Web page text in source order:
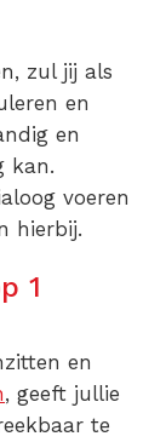
zul jij als
en
en
kan.
voeren
hierbij.
1
en
, geeft jullie
te